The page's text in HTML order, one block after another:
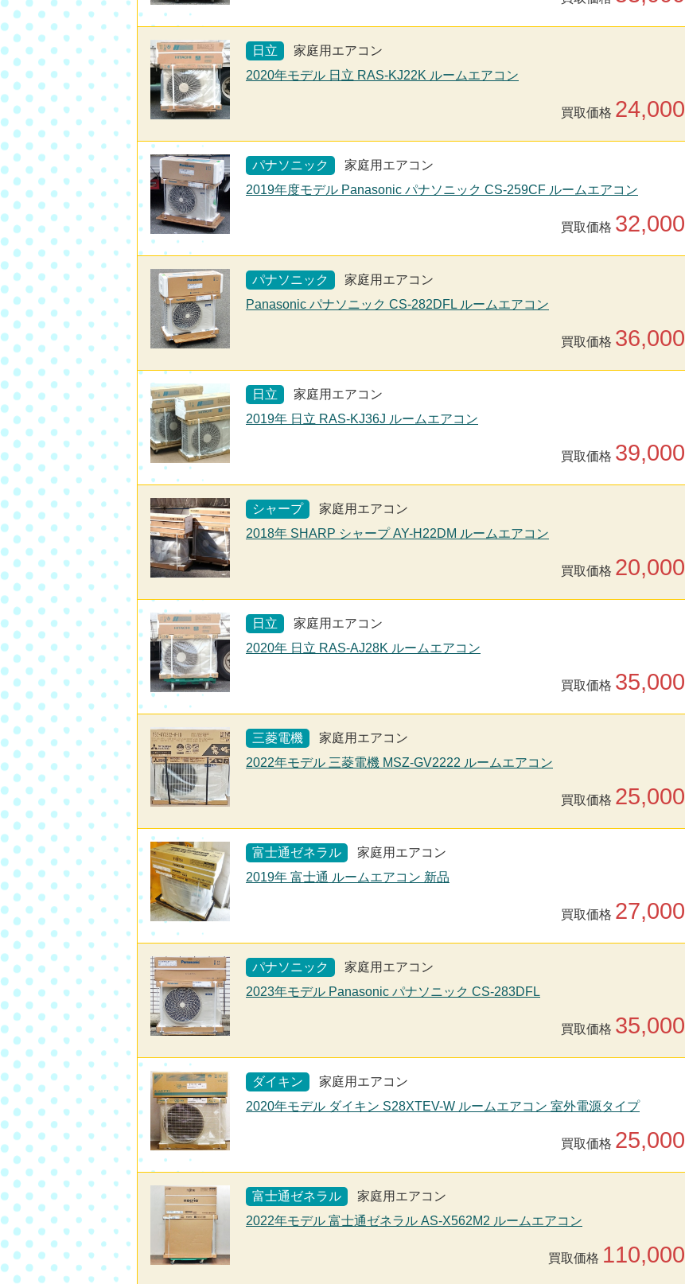
日立
家庭用エアコン
2020年モデル 日立 RAS-KJ22K ルームエアコン
買取価格 24,000
パナソニック
家庭用エアコン
2019年度モデル Panasonic パナソニック CS-259CF ルームエアコン
買取価格 32,000
パナソニック
家庭用エアコン
Panasonic パナソニック CS-282DFL ルームエアコン
買取価格 36,000
日立
家庭用エアコン
2019年 日立 RAS-KJ36J ルームエアコン
買取価格 39,000
シャープ
家庭用エアコン
2018年 SHARP シャープ AY-H22DM ルームエアコン
買取価格 20,000
日立
家庭用エアコン
2020年 日立 RAS-AJ28K ルームエアコン
買取価格 35,000
三菱電機
家庭用エアコン
2022年モデル 三菱電機 MSZ-GV2222 ルームエアコン
買取価格 25,000
富士通ゼネラル
家庭用エアコン
2019年 富士通 ルームエアコン 新品
買取価格 27,000
パナソニック
家庭用エアコン
2023年モデル Panasonic パナソニック CS-283DFL
買取価格 35,000
ダイキン
家庭用エアコン
2020年モデル ダイキン S28XTEV-W ルームエアコン 室外電源タイプ
買取価格 25,000
富士通ゼネラル
家庭用エアコン
2022年モデル 富士通ゼネラル AS-X562M2 ルームエアコン
買取価格 110,000